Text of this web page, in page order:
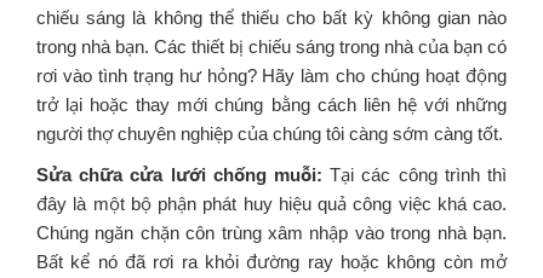
chiếu sáng là không thể thiếu cho bất kỳ không gian nào
trong nhà bạn. Các thiết bị chiếu sáng trong nhà của bạn có
rơi vào tình trạng hư hỏng? Hãy làm cho chúng hoạt động
trở lại hoặc thay mới chúng bằng cách liên hệ với những
người thợ chuyên nghiệp của chúng tôi càng sớm càng tốt.
Sửa chữa cửa lưới chống muỗi: Tại các công trình thì
đây là một bộ phận phát huy hiệu quả công việc khá cao.
Chúng ngăn chặn côn trùng xâm nhập vào trong nhà bạn.
Bất kể nó đã rơi ra khỏi đường ray hoặc không còn mở